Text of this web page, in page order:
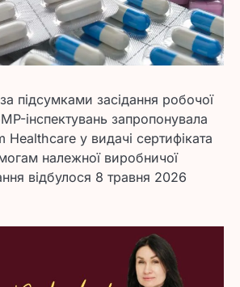
підсумками засідання робочої
інспектувань запропонувала
Healthcare у видачі сертифіката
належної виробничої
відбулося 8 травня 2026